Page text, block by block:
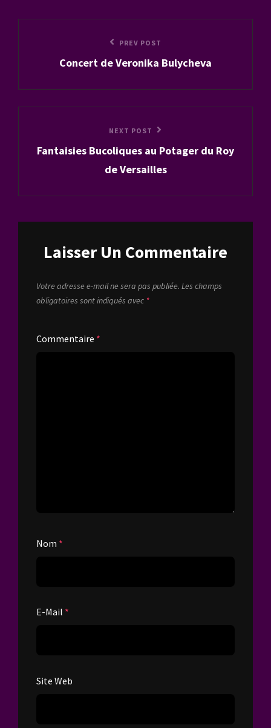
PREV POST
Concert de Veronika Bulycheva
Post
NEXT POST
Fantaisies Bucoliques au Potager du Roy
de Versailles
Laisser Un Commentaire
Votre adresse e-mail ne sera pas publiée. Les champs
obligatoires sont indiqués avec *
Commentaire *
Nom *
E-Mail *
Site Web